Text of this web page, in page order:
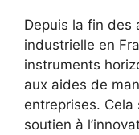
Depuis la fin des
industrielle en
instruments
aux aides de
entreprises. Cela
soutien à